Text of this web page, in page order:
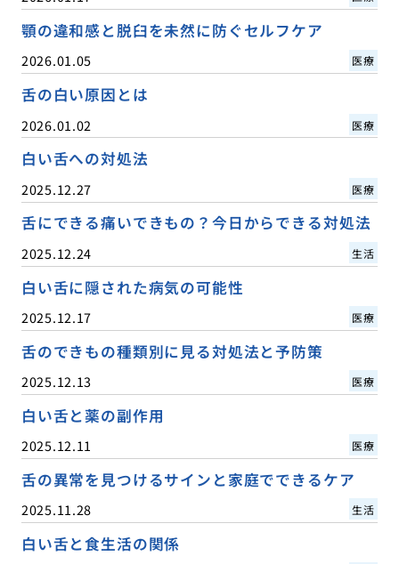
顎の違和感と脱臼を未然に防ぐセルフケア
2026.01.05 医療
舌の白い原因とは
2026.01.02 医療
白い舌への対処法
2025.12.27 医療
舌にできる痛いできもの？今日からできる対処法
2025.12.24 生活
白い舌に隠された病気の可能性
2025.12.17 医療
舌のできもの種類別に見る対処法と予防策
2025.12.13 医療
白い舌と薬の副作用
2025.12.11 医療
舌の異常を見つけるサインと家庭でできるケア
2025.11.28 生活
白い舌と食生活の関係